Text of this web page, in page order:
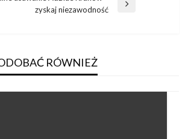
zyskaj niezawodność
RÓWNIEŻ